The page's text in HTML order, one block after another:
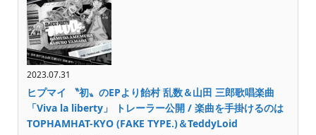
2023.07.31
ヒプマイ 〝初〟のEPより飴村 乱数＆山田 三郎歌唱楽曲
「Viva la liberty」 トレーラー公開 / 楽曲を手掛けるのは
TOPHAMHAT-KYO (FAKE TYPE.)＆TeddyLoid